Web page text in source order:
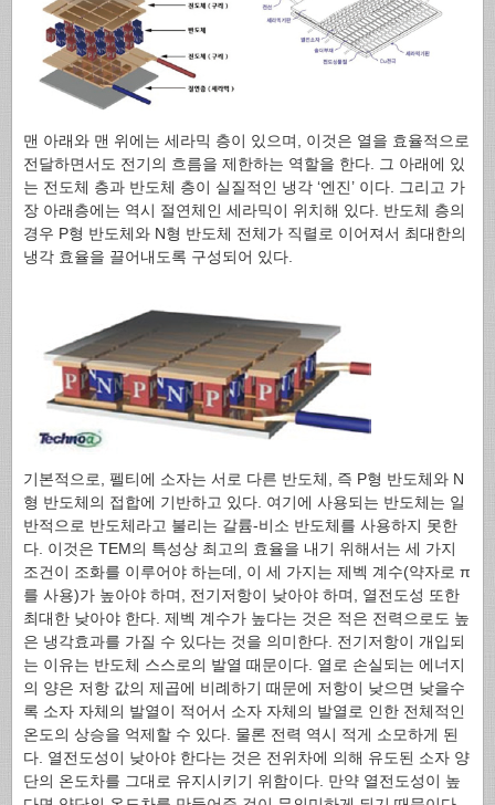
맨 아래와 맨 위에는 세라믹 층이 있으며, 이것은 열을 효율적으로
전달하면서도 전기의 흐름을 제한하는 역할을 한다. 그 아래에 있
는 전도체 층과 반도체 층이 실질적인 냉각 ‘엔진’ 이다. 그리고 가
장 아래층에는 역시 절연체인 세라믹이 위치해 있다. 반도체 층의
경우 P형 반도체와 N형 반도체 전체가 직렬로 이어져서 최대한의
냉각 효율을 끌어내도록 구성되어 있다.
기본적으로, 펠티에 소자는 서로 다른 반도체, 즉 P형 반도체와 N
형 반도체의 접합에 기반하고 있다. 여기에 사용되는 반도체는 일
반적으로 반도체라고 불리는 갈륨-비소 반도체를 사용하지 못한
다. 이것은 TEM의 특성상 최고의 효율을 내기 위해서는 세 가지
조건이 조화를 이루어야 하는데, 이 세 가지는 제벡 계수(약자로 π
를 사용)가 높아야 하며, 전기저항이 낮아야 하며, 열전도성 또한
최대한 낮아야 한다. 제벡 계수가 높다는 것은 적은 전력으로도 높
은 냉각효과를 가질 수 있다는 것을 의미한다. 전기저항이 개입되
는 이유는 반도체 스스로의 발열 때문이다. 열로 손실되는 에너지
의 양은 저항 값의 제곱에 비례하기 때문에 저항이 낮으면 낮을수
록 소자 자체의 발열이 적어서 소자 자체의 발열로 인한 전체적인
온도의 상승을 억제할 수 있다. 물론 전력 역시 적게 소모하게 된
다. 열전도성이 낮아야 한다는 것은 전위차에 의해 유도된 소자 양
단의 온도차를 그대로 유지시키기 위함이다. 만약 열전도성이 높